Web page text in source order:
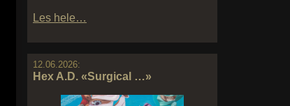
Les hele…
12.06.2026:
Hex A.D. «Surgical …»